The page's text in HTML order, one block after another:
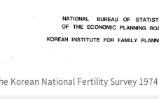
Korean National Fertility Survey 1974